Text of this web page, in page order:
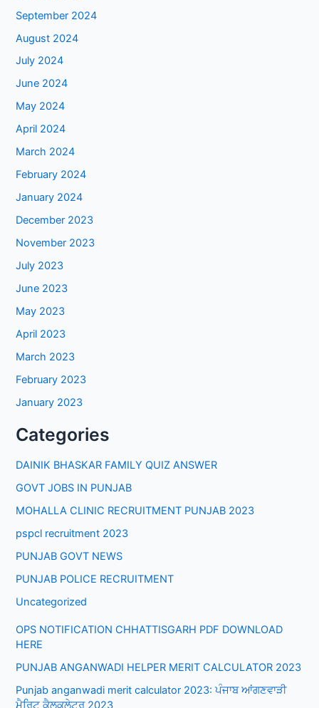
September 2024
August 2024
July 2024
June 2024
May 2024
April 2024
March 2024
February 2024
January 2024
December 2023
November 2023
July 2023
June 2023
May 2023
April 2023
March 2023
February 2023
January 2023
Categories
DAINIK BHASKAR FAMILY QUIZ ANSWER
GOVT JOBS IN PUNJAB
MOHALLA CLINIC RECRUITMENT PUNJAB 2023
pspcl recruitment 2023
PUNJAB GOVT NEWS
PUNJAB POLICE RECRUITMENT
Uncategorized
OPS NOTIFICATION CHHATTISGARH PDF DOWNLOAD
HERE
PUNJAB ANGANWADI HELPER MERIT CALCULATOR 2023
Punjab anganwadi merit calculator 2023: ਪੰਜਾਬ ਆਂਗਣਵਾੜੀ
ਮੈਰਿਟ ਕੈਲਕੁਲੇਟਰ 2023